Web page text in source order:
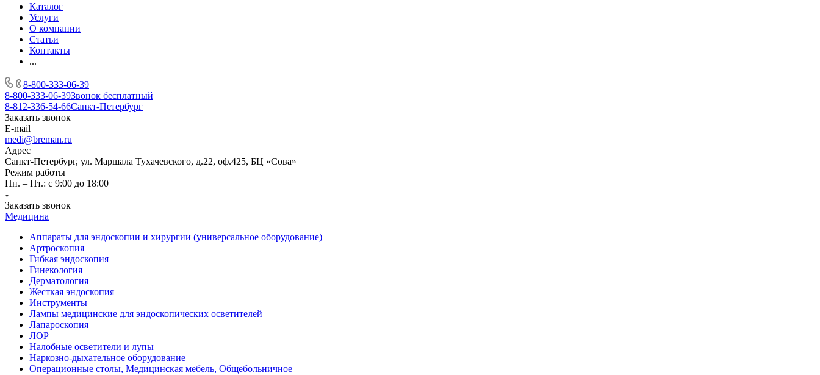
Каталог
Услуги
О компании
Статьи
Контакты
...
8-800-333-06-39
8-800-333-06-39Звонок бесплатный
8-812-336-54-66Санкт-Петербург
Заказать звонок
E-mail
medi@breman.ru
Адрес
Санкт-Петербург, ул. Маршала Тухачевского, д.22, оф.425, БЦ «Сова»
Режим работы
Пн. – Пт.: с 9:00 до 18:00
Заказать звонок
Медицина
Аппараты для эндоскопии и хирургии (универсальное оборудование)
Артроскопия
Гибкая эндоскопия
Гинекология
Дерматология
Жесткая эндоскопия
Инструменты
Лампы медицинские для эндоскопических осветителей
Лапароскопия
ЛОР
Налобные осветители и лупы
Наркозно-дыхательное оборудование
Операционные столы, Медицинская мебель, Общебольничное